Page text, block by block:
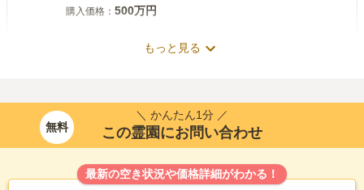
購入価格： 500万円
10分程度でつきます。
設備・環境
5.0
全区画平坦地でバリアフリーであり、車いすでも問題なく墓参
できます。管理棟には法要施設もあり、園内で法要、会食も行
もっと見る
無料
＼ かんたん1分 ／
この霊園にお問い合わせ
最新の空き状況や価格詳細がわかる！